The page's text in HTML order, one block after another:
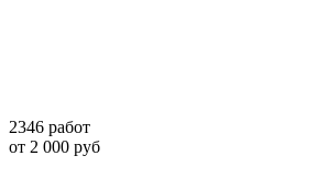
2346 работ
от 2 000 руб